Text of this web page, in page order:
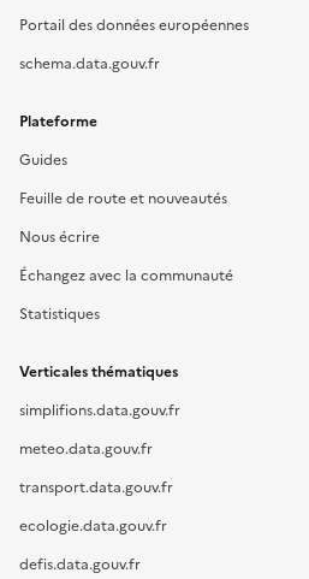
Portail des données européennes
schema.data.gouv.fr
Plateforme
Guides
Feuille de route et nouveautés
Nous écrire
Échangez avec la communauté
Statistiques
Verticales thématiques
simplifions.data.gouv.fr
meteo.data.gouv.fr
transport.data.gouv.fr
ecologie.data.gouv.fr
defis.data.gouv.fr